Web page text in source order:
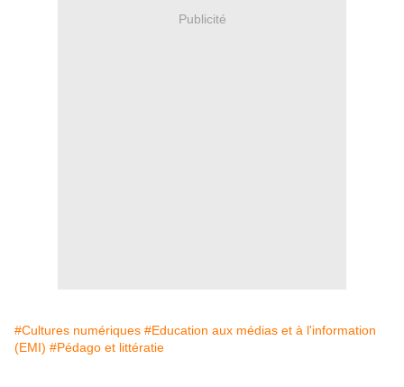
Publicité
#Cultures numériques #Education aux médias et à l'information
(EMI) #Pédago et littératie